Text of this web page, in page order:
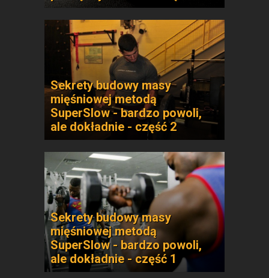
Sekrety budowy masy
mięśniowej metodą
SuperSlow - bardzo powoli,
ale dokładnie - część 2
Sekrety budowy masy
mięśniowej metodą
SuperSlow - bardzo powoli,
ale dokładnie - część 1